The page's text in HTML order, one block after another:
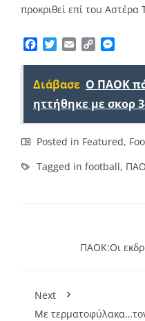
προκριθεί επί του Αστέρα
Facebook
TwitterEmailCopy
Διάβασε Ο ΠΑΟΚ
ηττήθηκε με σκορ
Posted in Featured,
Tagged in football,
ΠΑΟΚ:Οι
Next
Mε